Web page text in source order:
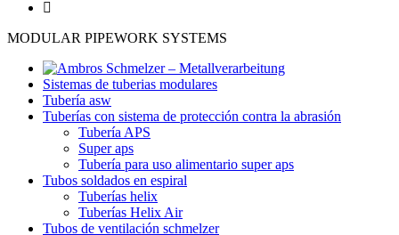
MODULAR PIPEWORK SYSTEMS
Sistemas de tuberias modulares
Tubería asw
Tuberías con sistema de protección contra la abrasión
Tubería APS
Super aps
Tubería para uso alimentario super aps
Tubos soldados en espiral
Tuberías helix
Tuberías Helix Air
Tubos de ventilación schmelzer